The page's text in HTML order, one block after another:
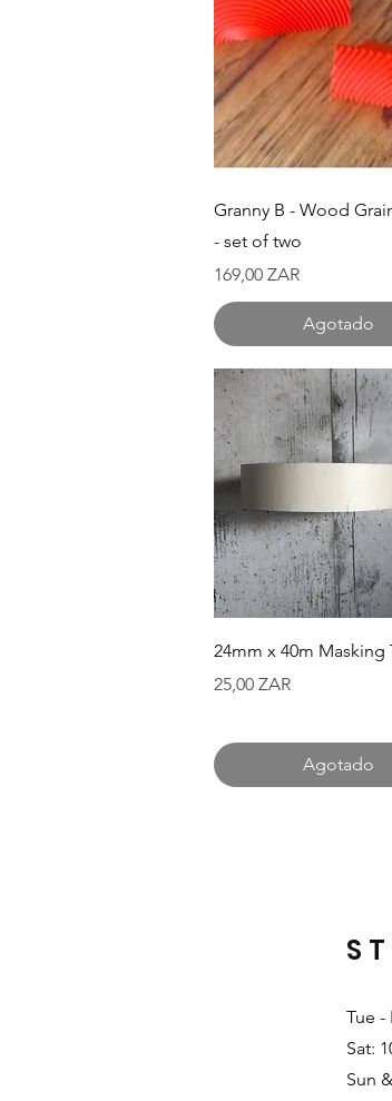
Vista rápida
Granny B - Wood
- set of two
Precio
169,00 ZAR
Agotado
Vista rápida
24mm x 40m Masking
Precio
25,00 ZAR
Agotado
Tue -
Sat:
Sun